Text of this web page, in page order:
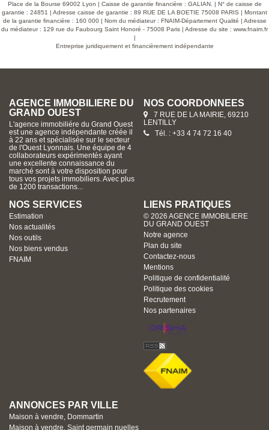
Place de la Bourse 69002 Lyon | Caisse de garantie financière : GALIAN. | N° de caisse de
garantie : 24851 | Adresse caisse de garantie : 89 RUE DE LA BOETIE 75008 PARIS | Montant
de la garantie financière : 160 000 | Nom du médiateur : FNAIM-Département Qualité | Adresse
du médiateur : 129 rue du Faubourg Saint Honoré - 75008 Paris | Adresse du site : www.fnaim.fr
Entreprise juridiquement et financièrement indépendante
AGENCE IMMOBILIERE DU
GRAND OUEST
L'agence immobiliére du Grand Ouest
est une agence indépendante créée il
à 22 ans et spécialisée sur le secteur
de l'Ouest Lyonnais. Une équipe de 4
collaborateurs expérimentés ayant
une excellente connaissance du
marché sont à votre disposition pour
tous vos projets immobiliers. Avec plus
de 1200 transactions...
NOS COORDONNÉES
7 RUE DE LA MAIRIE, 69210
LENTILLY
Tél. : +33 4 74 72 16 40
NOS SERVICES
Estimation
Nos actualités
Nos outils
Nos biens vendus
FNAIM
LIENS PRATIQUES
© 2026 AGENCE IMMOBILIERE
DU GRAND OUEST
Notre agence
Plan du site
Contactez-nous
Mentions
Politique de confidentialité
Politique des cookies
Recrutement
Nos partenaires
ANNONCES PAR VILLE
Maison à vendre, Dommartin
Maison à vendre, Saint germain nuelles